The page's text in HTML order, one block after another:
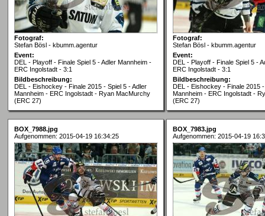
Fotograf:
Stefan Bösl - kbumm.agentur
Event:
DEL - Playoff - Finale Spiel 5 - Adler Mannheim -
ERC Ingolstadt - 3:1
Bildbeschreibung:
DEL - Eishockey - Finale 2015 - Spiel 5 - Adler
Mannheim - ERC Ingolstadt - Ryan MacMurchy
(ERC 27)
Fotograf:
Stefan Bösl - kbumm.agentur
Event:
DEL - Playoff - Finale Spiel 5 -
ERC Ingolstadt - 3:1
Bildbeschreibung:
DEL - Eishockey - Finale 2015
Mannheim - ERC Ingolstadt -
(ERC 27)
BOX_7988.jpg
Aufgenommen: 2015-04-19 16:34:25
BOX_7983.jpg
Aufgenommen: 2015-04-19